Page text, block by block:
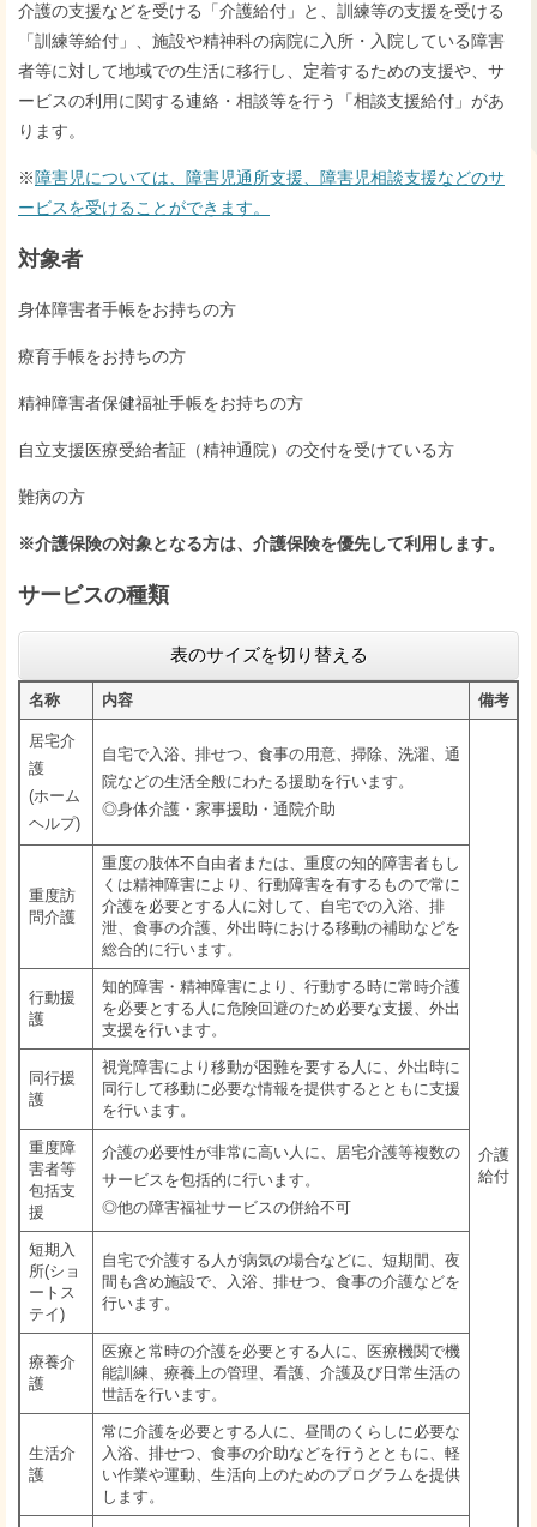
介護の支援などを受ける「介護給付」と、訓練等の支援を受ける
「訓練等給付」、施設や精神科の病院に入所・入院している障害
者等に対して地域での生活に移行し、定着するための支援や、サ
ービスの利用に関する連絡・相談等を行う「相談支援給付」があ
ります。
※障害児については、障害児通所支援、障害児相談支援などのサ
ービスを受けることができます。
対象者
身体障害者手帳をお持ちの方
療育手帳をお持ちの方
精神障害者保健福祉手帳をお持ちの方
自立支援医療受給者証（精神通院）の交付を受けている方
難病の方
※介護保険の対象となる方は、介護保険を優先して利用します。
サービスの種類
表のサイズを切り替える
名称 内容 備考
居宅介
護
(ホーム
ヘルプ)
自宅で入浴、排せつ、食事の用意、掃除、洗濯、通
院などの生活全般にわたる援助を行います。
◎身体介護・家事援助・通院介助
介護
給付
重度訪
問介護
重度の肢体不自由者または、重度の知的障害者もし
くは精神障害により、行動障害を有するもので常に
介護を必要とする人に対して、自宅での入浴、排
泄、食事の介護、外出時における移動の補助などを
総合的に行います。
行動援
護
知的障害・精神障害により、行動する時に常時介護
を必要とする人に危険回避のため必要な支援、外出
支援を行います。
同行援
護
視覚障害により移動が困難を要する人に、外出時に
同行して移動に必要な情報を提供するとともに支援
を行います。
重度障
害者等
包括支
援
介護の必要性が非常に高い人に、居宅介護等複数の
サービスを包括的に行います。
◎他の障害福祉サービスの併給不可
短期入
所(ショ
ートス
テイ)
自宅で介護する人が病気の場合などに、短期間、夜
間も含め施設で、入浴、排せつ、食事の介護などを
行います。
療養介
護
医療と常時の介護を必要とする人に、医療機関で機
能訓練、療養上の管理、看護、介護及び日常生活の
世話を行います。
生活介
護
常に介護を必要とする人に、昼間のくらしに必要な
入浴、排せつ、食事の介助などを行うとともに、軽
い作業や運動、生活向上のためのプログラムを提供
します。